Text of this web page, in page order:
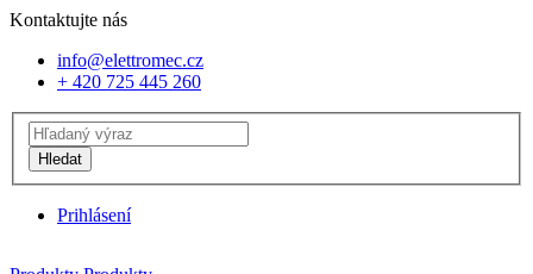
Kontaktujte nás
info@elettromec.cz
+ 420 725 445 260
Hledat
Prihlásení